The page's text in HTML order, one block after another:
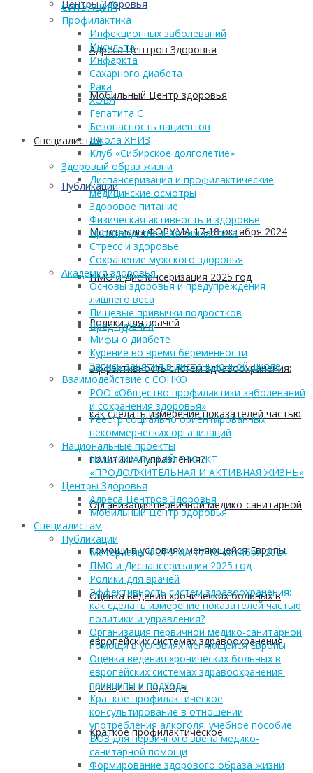
Центры Здоровья
Адреса Центров Здоровья
Мобильный Центр здоровья
Cпециалистам
Публикации
Материалы ФОРУМА 17-18 октября 2024
ПМО и Диспансеризация 2025 год
Ролики для врачей
Эффективность систем здравоохранения:
как сделать измерение показателей частью
политики и управления?
Организация первичной медико-санитарной
помощи в условиях меняющейся Европы
Оценка ведения хронических больных в
европейских системах здравоохранения:
принципы и подходы
Краткое профилактическое
СИТУАЦИЙ
Профилактика
Инфекционных заболеваний
Инсульта
Инфаркта
Сахарного диабета
Рака
ХОБЛ
Гепатита С
Безопасность пациентов
Школа ХНИЗ
Клуб «Сибирское долголетие»
Здоровый образ жизни
Диспансеризация и профилактические
медицинские осмотры
Здоровое питание
Физическая активность и здоровье
Производственная гимнастика
Стресс и здоровье
Сохранение мужского здоровья
Академия здоровья
Основы здоровья и предупреждения
лишнего веса
Пищевые привычки подростков
Вред курения
Мифы о диабете
Курение во время беременности
Запись занятия в дистанционной школе
Взаимодействие с СОНКО
РОО «Общество профилактики заболеваний
и сохранения здоровья»
Реестр социально ориентированных
некоммерческих организаций
Национальные проекты
НАЦИОНАЛЬНЫЙ ПРОЕКТ
«ПРОДОЛЖИТЕЛЬНАЯ И АКТИВНАЯ ЖИЗНЬ»
Центры Здоровья
Адреса Центров Здоровья
Мобильный Центр здоровья
Cпециалистам
Публикации
Материалы ФОРУМА 17-18 октября 2024
ПМО и Диспансеризация 2025 год
Ролики для врачей
Эффективность систем здравоохранения:
как сделать измерение показателей частью
политики и управления?
Организация первичной медико-санитарной
помощи в условиях меняющейся Европы
Оценка ведения хронических больных в
европейских системах здравоохранения:
принципы и подходы
Краткое профилактическое
консультирование в отношении
употребления алкоголя: учебное пособие
ВОЗ для первичного звена медико-
санитарной помощи
Формирование здорового образа жизни